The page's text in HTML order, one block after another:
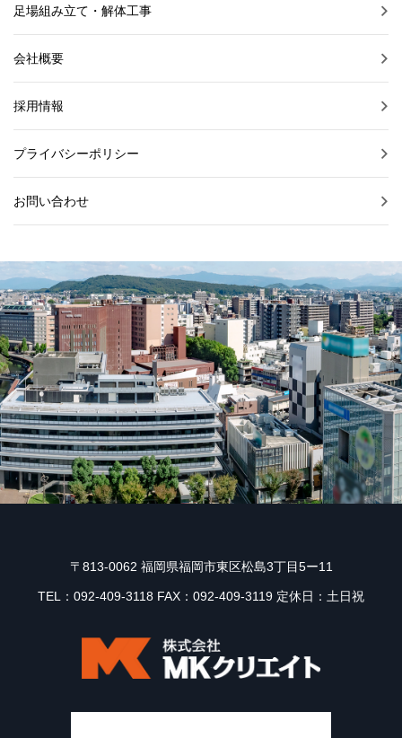
足場組み立て・解体工事
会社概要
採用情報
プライバシーポリシー
お問い合わせ
〒813-0062 福岡県福岡市東区松島3丁目5ー11
TEL：092-409-3118 FAX：092-409-3119 定休日：土日祝